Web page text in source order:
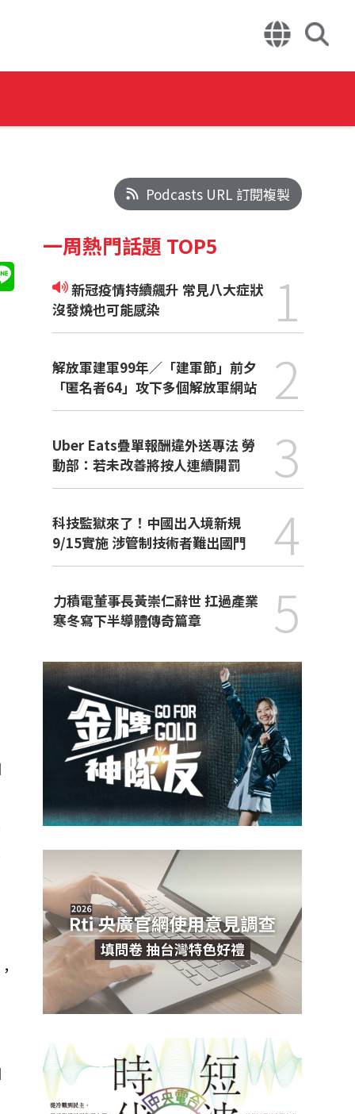
Podcasts URL 訂閱複製
一周熱門話題 TOP5
新冠疫情持續飆升 常見八大症狀
沒發燒也可能感染
1
解放軍建軍99年／「建軍節」前夕
「匿名者64」攻下多個解放軍網站
2
Uber Eats疊單報酬違外送專法 勞
動部：若未改善將按人連續開罰
3
科技監獄來了！中國出入境新規
9/15實施 涉管制技術者難出國門
4
力積電董事長黃崇仁辭世 扛過產業
寒冬寫下半導體傳奇篇章
5